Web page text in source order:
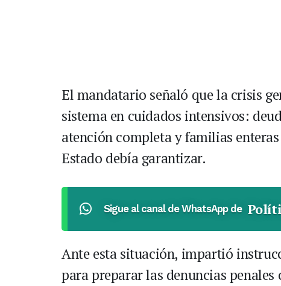
El mandatario señaló que la crisis
sistema en cuidados intensivos:
atención completa y familias
Estado debía garantizar.
Sigue al canal de WhatsApp de
Ante esta situación, impartió
para preparar las denuncias